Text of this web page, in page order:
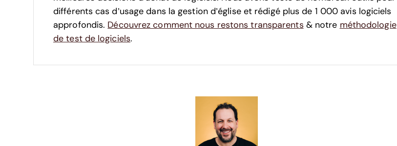
différents cas d’usage dans la gestion d’église et rédigé plus de 1 000 avis logiciels
approfondis. Découvrez comment nous restons transparents & notre méthodologie
de test de logiciels.